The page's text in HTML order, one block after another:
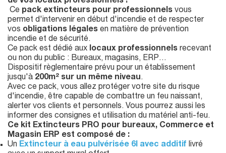
Ce pack extincteurs pour professionnels vous
permet d'intervenir en début d'incendie et de respecter
vos obligations légales en matière de prévention
incendie et de sécurité.
Ce pack est dédié aux locaux professionnels recevant
ou non du public : Bureaux, magasins, ERP…
Dispositif règlementaire prévu pour un établissement
jusqu'à 200m² sur un même niveau.
Avec ce pack, vous allez protéger votre site du risque
d'incendie, être capable de combattre un feu naissant,
alerter vos clients et personnels. Vous pourrez aussi les
informer des consignes et utilisation du matériel anti-feu.
Ce kit Extincteurs PRO pour bureaux, Commerce et
Magasin ERP est composé de :
Un Extincteur à eau pulvérisée 6l avec additif livré